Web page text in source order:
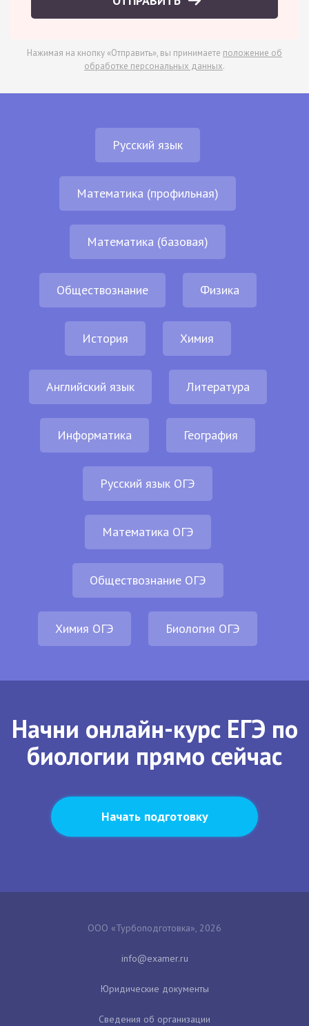
Нажимая на кнопку «Отправить», вы принимаете положение об
обработке персональных данных.
Русский язык
Математика (профильная)
Математика (базовая)
Обществознание Физика
История Химия
Английский язык Литература
Информатика География
Русский язык ОГЭ
Математика ОГЭ
Обществознание ОГЭ
Химия ОГЭ Биология ОГЭ
Начни онлайн-курс ЕГЭ по
биологии прямо сейчас
Начать подготовку
ООО «Турбоподготовка», 2026
Юридические документы
Сведения об организации